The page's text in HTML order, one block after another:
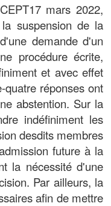
mars 2022,
suspension de la
demande d'un
procédure écrite,
et avec effet
quatre réponses ont
abstention. Sur la
indéfiniment les
desdits membres
future à la
la nécessité d'une
Par ailleurs, la
afin de mettre